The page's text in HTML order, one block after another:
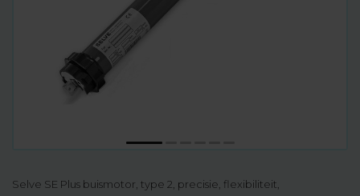
Selve SE Plus buismotor, type 2, precisie, flexibiliteit,